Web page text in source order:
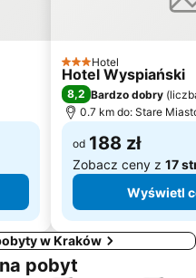
Plaża Kryspinów
Zwierzyniec
Plac Wszystkich Świętych
3 Kategoria
Hotel
Hotel Wyspiański
8,2 Bardzo dobry (
0.7 km do: Stare
od 188 zł
Zobacz ceny z 17
Wyświetl
w Kraków
pobyt